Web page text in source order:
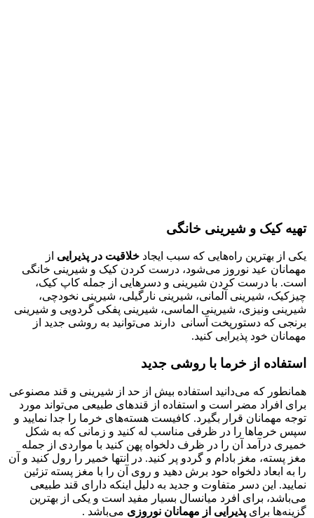
تهیه کیک و شیرینی خانگی
یکی از بهترین‌ راه‌هایی که سبب ایجاد خلاقیت در پذیرایی از
مهمانان عید نوروز می‌شود، درست کردن کیک و شیرینی خانگی
است. با درست کردن شیرینی و دسر‌هایی از جمله کاپ کیک‌‌،
چیزکیک، شیرینی آلمانی، شیرینی نارگیلی، شیرینی نخودچی،
شیرینی ونیزی، شیرینی الماسی، شیرینی پفکی گردویی و شیرینی
برنجی که دستورپخت آسانی دارند می‌توانید به روشی جدید از
مهمانان خود پذیرایی کنید.
استفاده از خرما با روشی جدید
همانطور که می‌دانید استفاده بیش از حد از شیرینی و قند مصنوعی
برای افراد مضر است و استفاده از قند‌های طبیعی می‌‌تواند مورد
توجه مهمانان قرار بگیرد. کافیست هسته‌های خرما را جدا نمایید و
سپس خرما‌ها را در ظرفی مناسب له کنید و زمانی که به شکل
خمیری درآمد آن را در ظرف دلخواه پهن کنید با مواردی از جمله
مغز پسته، مغز بادام و گردو پر کنید. در انتها خمیر را رول کنید و آن
را به ابعاد دلخواه حود برش دهید و روی آن را با مغز پسته تزئین
نمایید. این دسر متفاوت و جدید به دلیل اینکه دارای قند طبیعی
می‌باشد، برای افرد میانسال بسیار مفید است و یکی از بهترین
گزینه‌ها برای پذیرایی از مهمانان نوروزی می‌باشد .